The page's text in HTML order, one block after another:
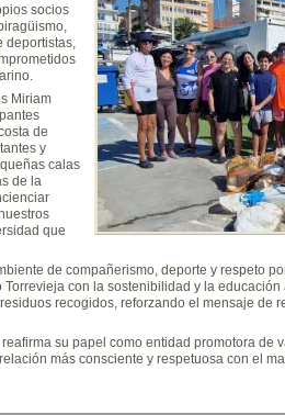
socios
deportistas,
Miriam
de
y
calas
de la
que
de compañerismo, deporte y respeto
con la sostenibilidad y la
recogidos, reforzando el mensaje de
su papel como entidad promotora de
más consciente y respetuosa con el